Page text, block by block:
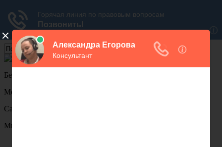
Бесплатная
Москва:
Санкт-петербург:
Мы в соц.сетях